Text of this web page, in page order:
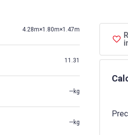
4.28m×1.80m×1.47m
11.31
—kg
—kg